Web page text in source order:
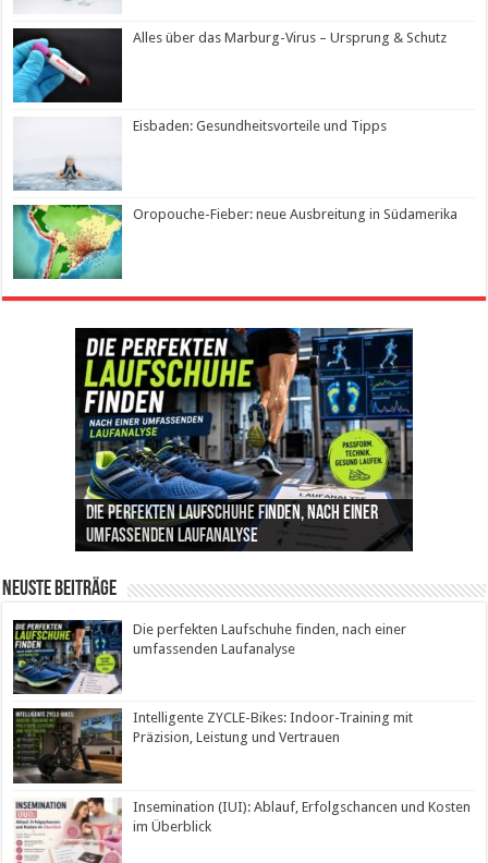
Alles über das Marburg-Virus – Ursprung & Schutz
Eisbaden: Gesundheitsvorteile und Tipps
Oropouche-Fieber: neue Ausbreitung in Südamerika
Die perfekten Laufschuhe finden, nach einer
umfassenden Laufanalyse
Intelligente ZYCLE-Bikes: Indoor-Training mit
Präzision, Leistung und Vertrauen
Insemination (IUI): Ablauf, Erfolgschancen und
Kosten im Überblick
Cannabis als Medizin: Wie es Schmerzen, Stress
und Schlaf im Alltag beeinflusst
Leben mit Inkontinenz: Tipps für mehr
Sicherheit im Alltag
Neuste Beiträge
Die perfekten Laufschuhe finden, nach einer
umfassenden Laufanalyse
Intelligente ZYCLE-Bikes: Indoor-Training mit
Präzision, Leistung und Vertrauen
Insemination (IUI): Ablauf, Erfolgschancen und Kosten
im Überblick